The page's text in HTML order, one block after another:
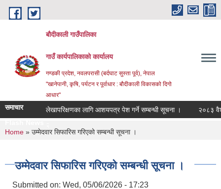
Skip to main content
बौदीकाली गाउँपालिका
गाउँ कार्यपालिकाको कार्यालय
गण्डकी प्रदेश, नवलपरासी (बर्दघाट सुस्ता पूर्व), नेपाल
"खानेपानी, कृषि, पर्यटन र पूर्वाधार : बौदीकाली विकासको दिगो
आधार"
समाचार लेखापरिक्षणका लागि आशयपत्र पेश गर्ने सम्बन्धी सूचना ।
२०८३
You are here
Home » उम्मेदवार सिफारिस गरिएको सम्बन्धी सूचना ।
उम्मेदवार सिफारिस गरिएको सम्बन्धी सूचना ।
Submitted on: Wed, 05/06/2026 - 17:23